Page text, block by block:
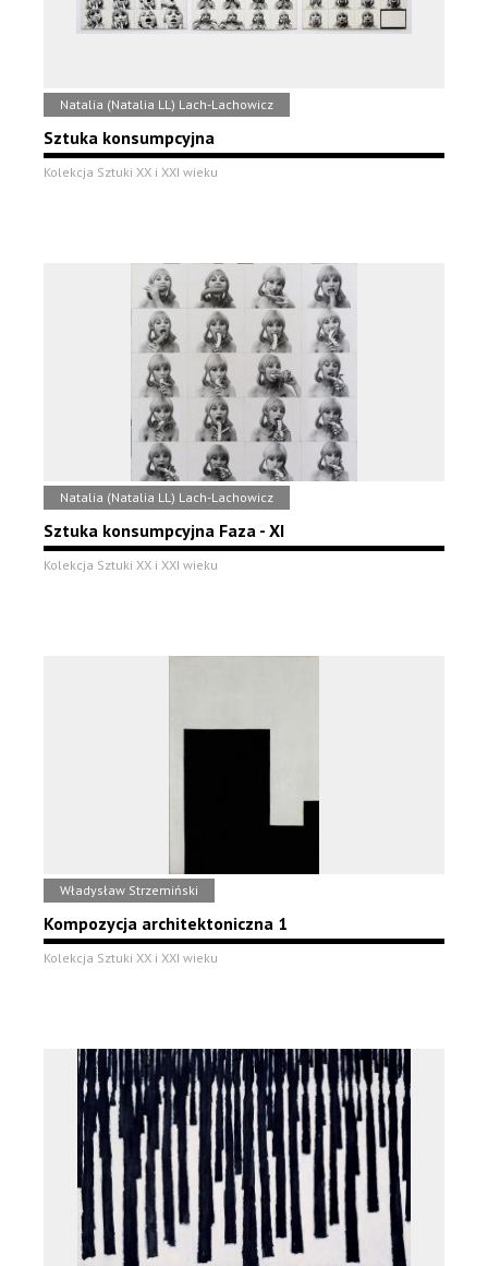
Natalia (Natalia LL) Lach-Lachowicz
Sztuka konsumpcyjna
Kolekcja Sztuki XX i XXI wieku
Natalia (Natalia LL) Lach-Lachowicz
Sztuka konsumpcyjna Faza - XI
Kolekcja Sztuki XX i XXI wieku
Władysław Strzemiński
Kompozycja architektoniczna 1
Kolekcja Sztuki XX i XXI wieku